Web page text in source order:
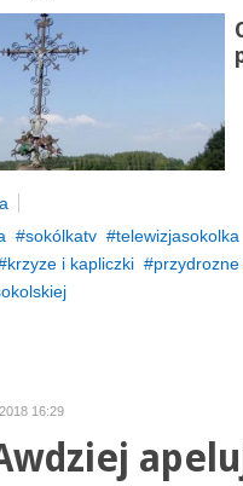
sokólkatv telewizjasokolka
krzyze i kapliczki przydrozne
16:29